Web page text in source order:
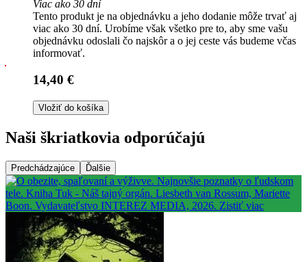
Viac ako 30 dní
Tento produkt je na objednávku a jeho dodanie môže trvať aj
viac ako 30 dní. Urobíme však všetko pre to, aby sme vašu
objednávku odoslali čo najskôr a o jej ceste vás budeme včas
informovať.
14,40 €
Vložiť do košíka
Naši škriatkovia odporúčajú
Predchádzajúce Ďalšie